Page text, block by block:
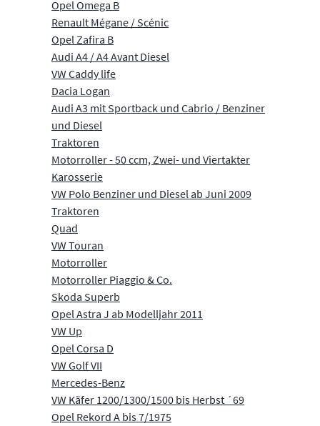
Opel Omega B
Renault Mégane / Scénic
Opel Zafira B
Audi A4 / A4 Avant Diesel
VW Caddy life
Dacia Logan
Audi A3 mit Sportback und Cabrio / Benziner
und Diesel
Traktoren
Motorroller - 50 ccm, Zwei- und Viertakter
Karosserie
VW Polo Benziner und Diesel ab Juni 2009
Traktoren
Quad
VW Touran
Motorroller
Motorroller Piaggio & Co.
Skoda Superb
Opel Astra J ab Modelljahr 2011
VW Up
Opel Corsa D
VW Golf VII
Mercedes-Benz
VW Käfer 1200/1300/1500 bis Herbst ´69
Opel Rekord A bis 7/1975